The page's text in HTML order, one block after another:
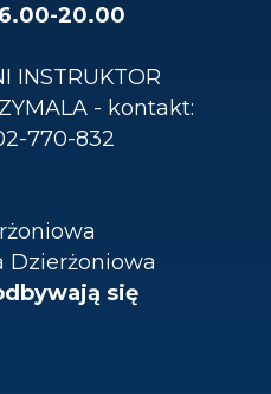
20.00
INSTRUKTOR
- kontakt:
770-832
Dzierżoniowa
się